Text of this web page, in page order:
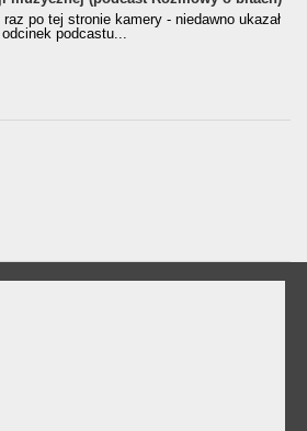
raz po tej stronie kamery - niedawno ukazał
podcastu...